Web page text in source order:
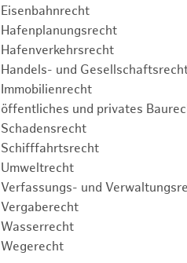
Eisenbahnrecht
Hafenplanungsrecht
Hafenverkehrsrecht
Handels- und
Immobilienrecht
öffentliches und privates
Schadensrecht
Schifffahrtsrecht
Umweltrecht
Verfassungs- und
Vergaberecht
Wasserrecht
Wegerecht